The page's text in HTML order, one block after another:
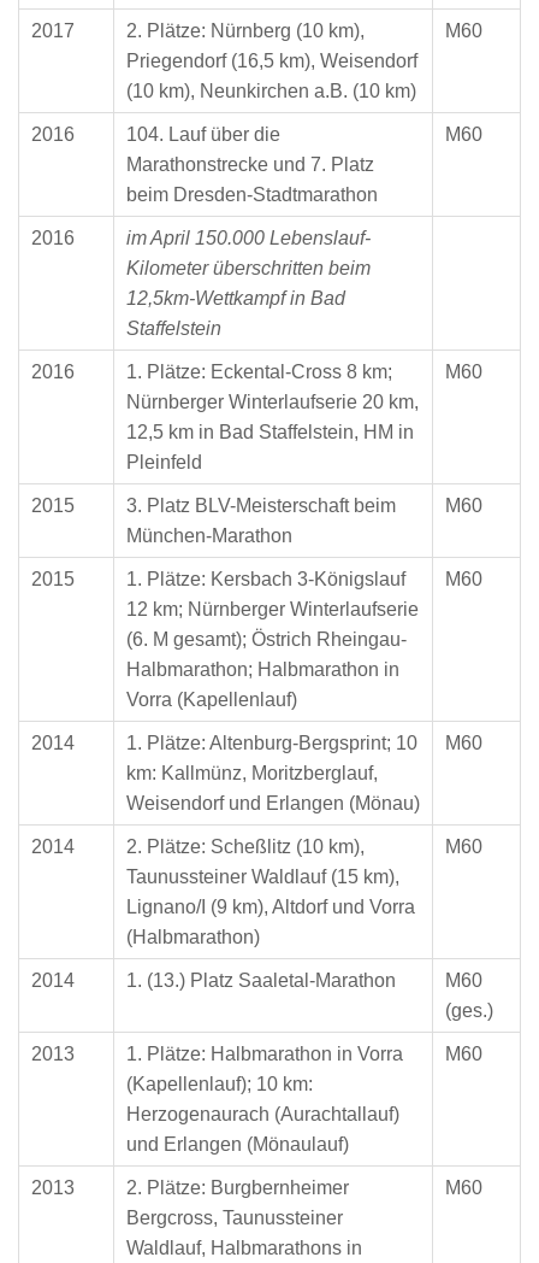
2017
2. Plätze: Nürnberg (10 km),
Priegendorf (16,5 km), Weisendorf
(10 km), Neunkirchen a.B. (10 km)
M60
2016
104. Lauf über die
Marathonstrecke und 7. Platz
beim Dresden-Stadtmarathon
M60
2016
im April 150.000 Lebenslauf-
Kilometer überschritten beim
12,5km-Wettkampf in Bad
Staffelstein
2016
1. Plätze: Eckental-Cross 8 km;
Nürnberger Winterlaufserie 20 km,
12,5 km in Bad Staffelstein, HM in
Pleinfeld
M60
2015
3. Platz BLV-Meisterschaft beim
München-Marathon
M60
2015
1. Plätze: Kersbach 3-Königslauf
12 km; Nürnberger Winterlaufserie
(6. M gesamt); Östrich Rheingau-
Halbmarathon; Halbmarathon in
Vorra (Kapellenlauf)
M60
2014
1. Plätze: Altenburg-Bergsprint; 10
km: Kallmünz, Moritzberglauf,
Weisendorf und Erlangen (Mönau)
M60
2014
2. Plätze: Scheßlitz (10 km),
Taunussteiner Waldlauf (15 km),
Lignano/I (9 km), Altdorf und Vorra
(Halbmarathon)
M60
2014 1. (13.) Platz Saaletal-Marathon
M60
(ges.)
2013
1. Plätze: Halbmarathon in Vorra
(Kapellenlauf); 10 km:
Herzogenaurach (Aurachtallauf)
und Erlangen (Mönaulauf)
M60
2013
2. Plätze: Burgbernheimer
Bergcross, Taunussteiner
Waldlauf, Halbmarathons in
M60